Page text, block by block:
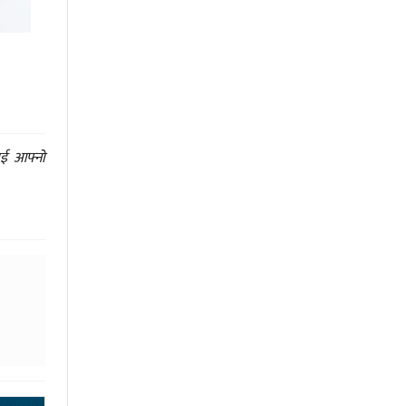
आफ्नो